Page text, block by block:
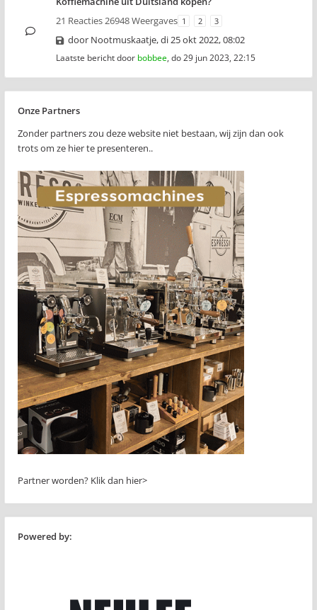
21 Reacties 26948 Weergaves 1 2 3
door Nootmuskaatje,di 25 okt 2022, 08:02
Laatste bericht door bobbee, do 29 jun 2023, 22:15
Onze Partners
Zonder partners zou deze website niet bestaan, wij zijn dan ook
trots om ze hier te presenteren..
Partner worden? Klik dan hier>
Powered by: